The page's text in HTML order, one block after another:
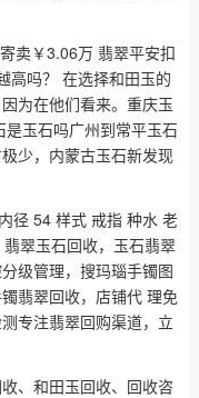
￥3.06万 翡翠平安扣
高吗？ 在选择和田玉的
为在他们看来。重庆玉
玉石吗广州到常平玉石
少，内蒙古玉石新发现
54 样式 戒指 种水 老
翠玉石回收，玉石翡翠
级管理，搜玛瑙手镯图
翡翠回收，店铺代 理免
专注翡翠回购渠道，立
、和田玉回收、回收咨